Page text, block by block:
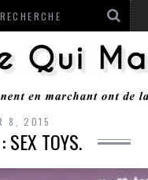
8, 2015
SEX TOYS.